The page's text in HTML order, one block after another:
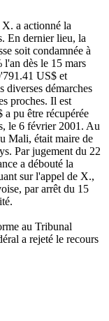
a actionné la
En dernier lieu, la
soit condamnée à
dès le 15 mars
US$ et
diverses démarches
proches. Il est
a pu être récupérée
le 6 février 2001. Au
Mali, était maire de
Par jugement du 22
a débouté la
sur l'appel de X.,
par arrêt du 15
au Tribunal
a rejeté le recours